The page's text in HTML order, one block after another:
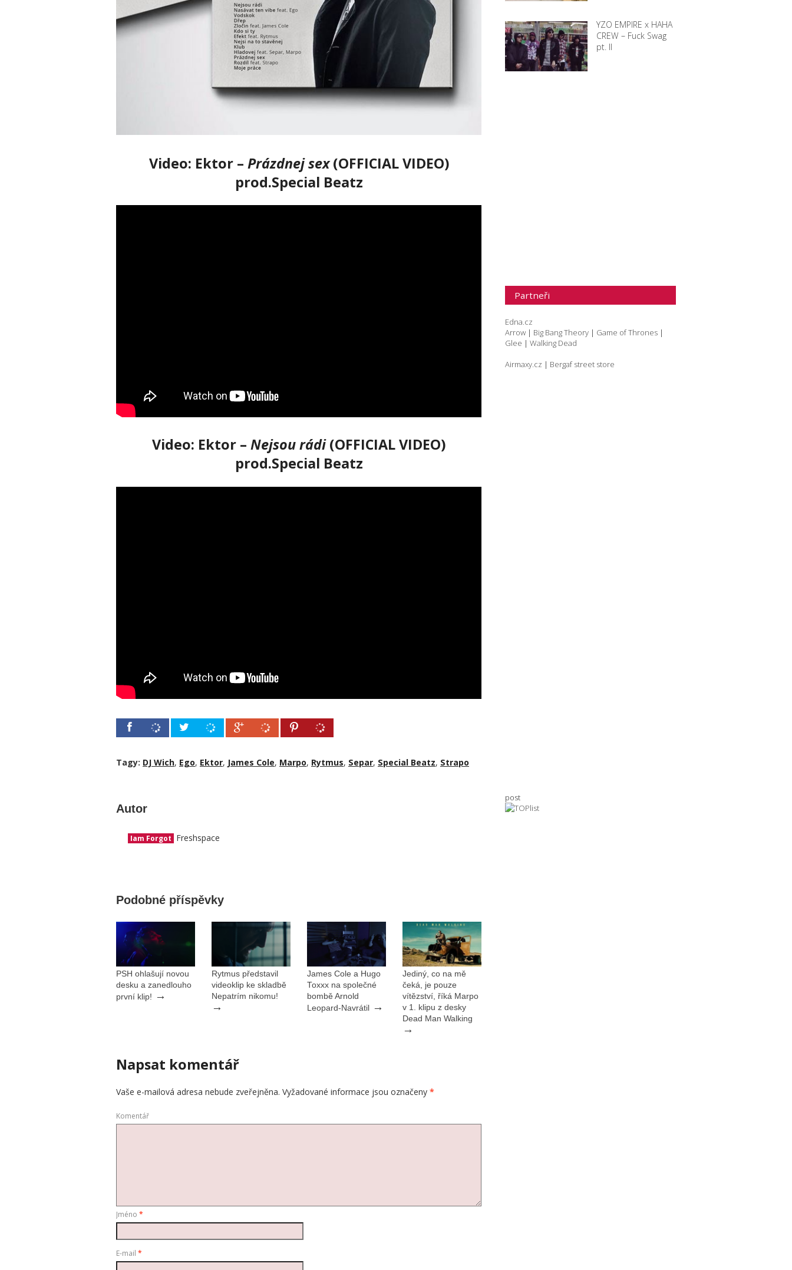
Video: Ektor – Prázdnej sex(OFFICIAL VIDEO)
prod.Special Beatz
Video: Ektor – Nejsou rádi(OFFICIAL VIDEO)
prod.Special Beatz
Tagy: DJ Wich, Ego, Ektor, James Cole, Marpo, Rytmus, Separ, Special Beatz, Strapo
Autor
Iam Forgot Freshspace
Podobné příspěvky
PSH ohlašují novou
desku a zanedlouho
první klip! →
Rytmus představil
videoklip ke skladbě
Nepatrím nikomu!
→
James Cole a Hugo
Toxxx na společné
bombě Arnold
Leopard-Navrátil
→
Jediný, co na mě
čeká, je pouze
vítězství, říká Marpo
v 1. klipu z desky
Dead Man Walking
→
Napsat komentář
Vaše e-mailová adresa nebude zveřejněna. Vyžadované informace jsou označeny *
Komentář
Jméno *
E-mail *
YZO EMPIRE x HAHA
CREW – Fuck Swag
pt. II
Partneři
Edna.cz
Arrow | Big Bang Theory | Game of Thrones |
Glee | Walking Dead
Airmaxy.cz | Bergaf street store
post